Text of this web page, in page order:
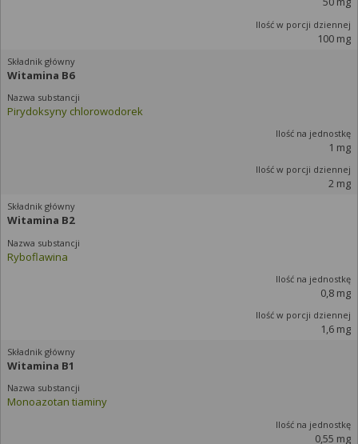
100 mg
Witamina B6
Pirydoksyny chlorowodorek
1 mg
2 mg
Witamina B2
Ryboflawina
0,8 mg
1,6 mg
Witamina B1
Monoazotan tiaminy
0,55 mg